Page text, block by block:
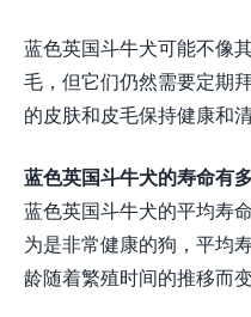
蓝色英国斗牛犬可能不像
毛，但它们仍然需要定期
的皮肤和皮毛保持健康和清
蓝色英国斗牛犬的寿命有
蓝色英国斗牛犬的平均寿
为是非常健康的狗，平均
龄随着繁殖时间的推移而变